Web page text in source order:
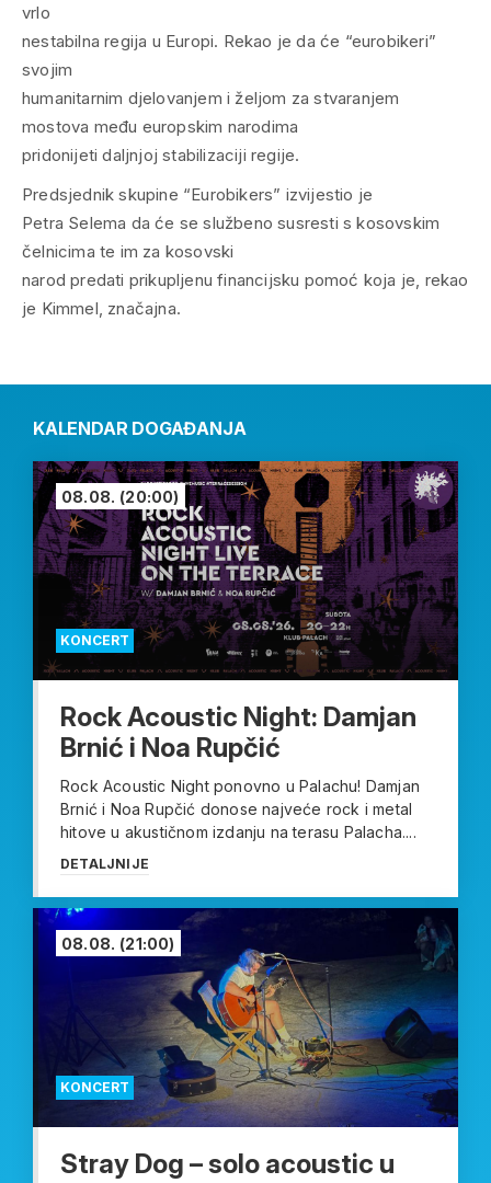
vrlo
nestabilna regija u Europi. Rekao je da će “eurobikeri”
svojim
humanitarnim djelovanjem i željom za stvaranjem
mostova među europskim narodima
pridonijeti daljnjoj stabilizaciji regije.
Predsjednik skupine “Eurobikers” izvijestio je
Petra Selema da će se službeno susresti s kosovskim
čelnicima te im za kosovski
narod predati prikupljenu financijsku pomoć koja je, rekao
je Kimmel, značajna.
KALENDAR DOGAĐANJA
KONCERT
08.08. (20:00)
Rock Acoustic Night: Damjan
Brnić i Noa Rupčić
Rock Acoustic Night ponovno u Palachu! Damjan
Brnić i Noa Rupčić donose najveće rock i metal
hitove u akustičnom izdanju na terasu Palacha....
DETALJNIJE
KONCERT
08.08. (21:00)
Stray Dog – solo acoustic u